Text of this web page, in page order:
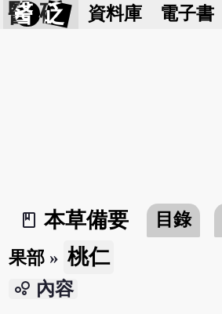
醫 砭 資料庫 電子書
book_2
本草備要 目錄
果部 » 桃仁
bubble_chart 內容